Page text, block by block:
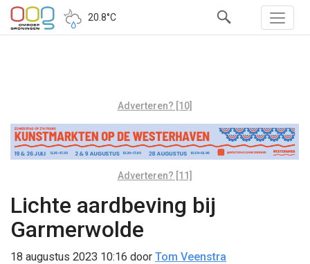
20.8°C
Adverteren? [10]
Adverteren? [11]
Lichte aardbeving bij
Garmerwolde
18 augustus 2023 10:16 door Tom Veenstra